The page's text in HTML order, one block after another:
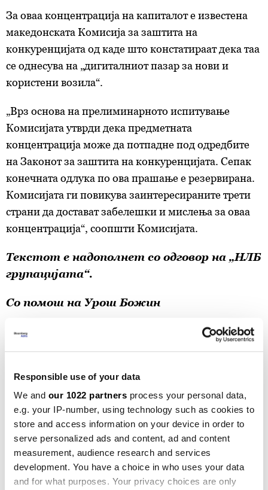
Responsible use of your data
We and our 1022 partners process your personal data,
e.g. your IP-number, using technology such as cookies to
store and access information on your device in order to
serve personalized ads and content, ad and content
measurement, audience research and services
development. You have a choice in who uses your data
and for what purposes. Your privacy choices are only
За оваа концентрација на капиталот е известена
македонската Комисија за заштита на
конкуренцијата од каде што констатираат дека таа
се однесува на „дигиталниот пазар за нови и
користени возила“.
„Врз основа на прелиминарното испитување
Комисијата утврди дека предметната
концентрација може да потпадне под одредбите
на Законот за заштита на конкуренцијата. Сепак
конечната одлука по ова прашање е резервирана.
Комисијата ги повикува заинтересираните трети
страни да достават забелешки и мислења за оваа
концентрација“, соопшти Комисијата.
Текстот е надополнет со одговор на „НЛБ
групацијата“.
Со помош на Урош Божин
Билтен
вистински информации
Претплати се